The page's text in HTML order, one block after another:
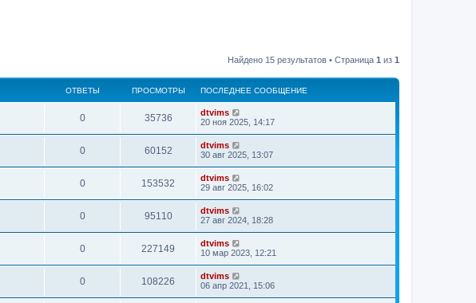
Найдено 15 результатов • Страница 1 из 1
ОТВЕТЫ ПРОСМОТРЫ ПОСЛЕДНЕЕ СООБЩЕНИЕ
0 35736
dtvims
20 ноя 2025, 14:17
0 60152
dtvims
30 авг 2025, 13:07
0 153532
dtvims
29 авг 2025, 16:02
0 95110
dtvims
27 авг 2024, 18:28
0 227149
dtvims
10 мар 2023, 12:21
0 108226
dtvims
06 апр 2021, 15:06